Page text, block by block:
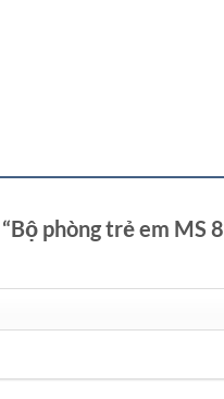
phòng trẻ em MS